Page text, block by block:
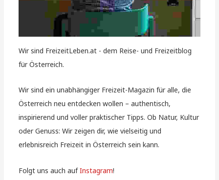
Wir sind FreizeitLeben.at - dem Reise- und Freizeitblog
für Österreich.
Wir sind ein unabhängiger Freizeit-Magazin für alle, die
Österreich neu entdecken wollen – authentisch,
inspirierend und voller praktischer Tipps. Ob Natur, Kultur
oder Genuss: Wir zeigen dir, wie vielseitig und
erlebnisreich Freizeit in Österreich sein kann.
Folgt uns auch aufInstagram!